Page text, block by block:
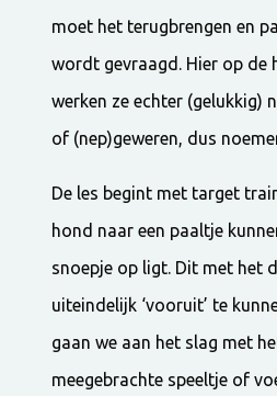
moet het terugbrengen en
wordt gevraagd. Hier op de
werken ze echter (gelukkig)
of (nep)geweren, dus
De les begint met target
hond naar een paaltje
snoepje op ligt. Dit met het
uiteindelijk ‘vooruit’ te
gaan we aan het slag met
meegebrachte speeltje of